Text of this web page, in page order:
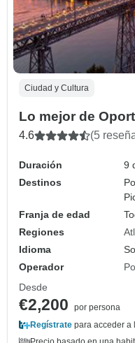
Ciudad y Cultura
Lo mejor de
4.6 (5
Duración
9
Destinos
Franja de edad
Regiones
Idioma
Operador
Desde
€2,200
por persona
Regístrate para acceder a